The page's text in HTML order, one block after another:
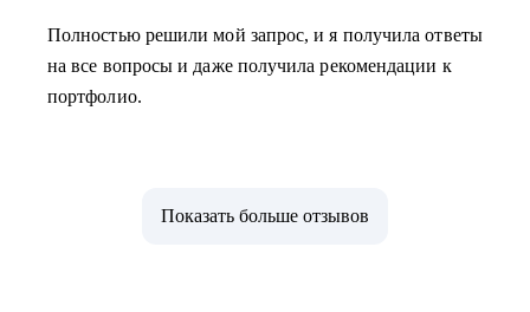
Полностью решили мой запрос, и я получила ответы
на все вопросы и даже получила рекомендации к
портфолио.
Показать больше отзывов